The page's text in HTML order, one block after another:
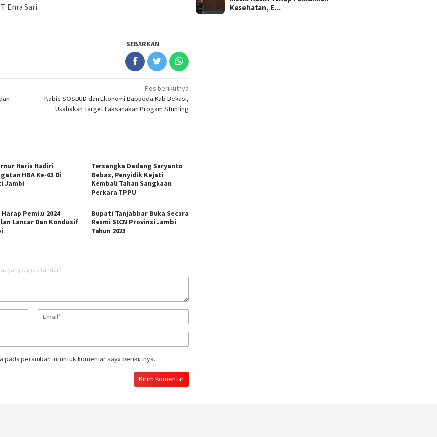
Enra Sari.
SEBARKAN
Pos berikutnya
Kabid SOSBUD dan Ekonomi Bappeda Kab Bekasi,
Usahakan Target Laksanakan Progam Stunting
Haris Hadiri
HBA Ke-63 Di
Jambi
Tersangka Dadang Suryanto
Bebas, Penyidik Kejati
Kembali Tahan Sangkaan
Perkara TPPU
Harap Pemilu 2024
Lancar Dan Kondusif
Bupati Tanjabbar Buka Secara
Resmi SLCN Provinsi Jambi
Tahun 2023
yang wajib ditandai *
pada peramban ini untuk komentar saya berikutnya.
Kesehatan, E…